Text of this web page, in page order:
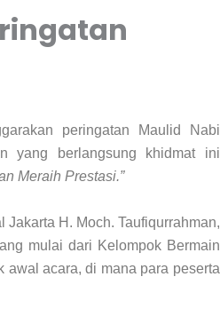
peringatan Maulid Nabi
yang berlangsung khidmat ini
Meraih Prestasi.”
H. Moch. Taufiqurrahman,
mulai dari Kelompok Bermain
awal acara, di mana para peserta